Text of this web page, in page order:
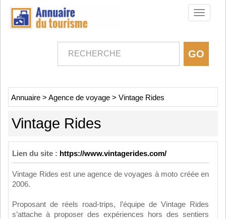
Toggle
Annuaire > Agence de voyage > Vintage Rides
Vintage Rides
Lien du site : https://www.vintagerides.com/
Vintage Rides est une agence de voyages à moto créée en
2006.
Proposant de réels road-trips, l’équipe de Vintage Rides
s’attache à proposer des expériences hors des sentiers